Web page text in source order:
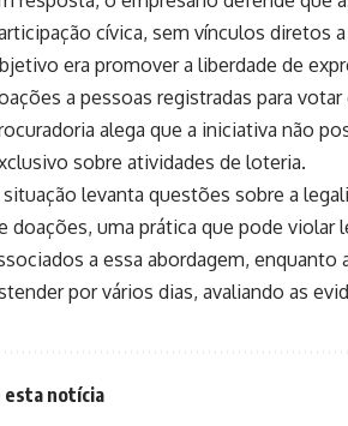
cívica, sem vínculos diretos
era promover a liberdade de
a pessoas registradas para
alega que a iniciativa não
sobre atividades de loteria.
situação levanta questões sobre a
doações, uma prática que pode violar
a essa abordagem,
por vários dias, avaliando as
esta notícia